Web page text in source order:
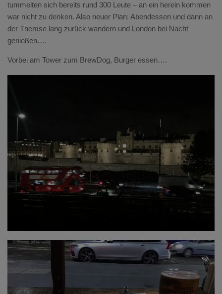
tummelten sich bereits rund 300 Leute – an ein herein kommen
war nicht zu denken. Also neuer Plan: Abendessen und dann an
der Themse lang zurück wandern und London bei Nacht
genießen….
Vorbei am Tower zum BrewDog, Burger essen….